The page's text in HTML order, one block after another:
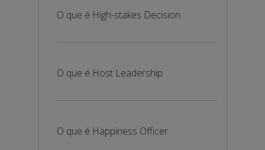
O que é High-stakes Decision
O que é Host Leadership
O que é Happiness Officer